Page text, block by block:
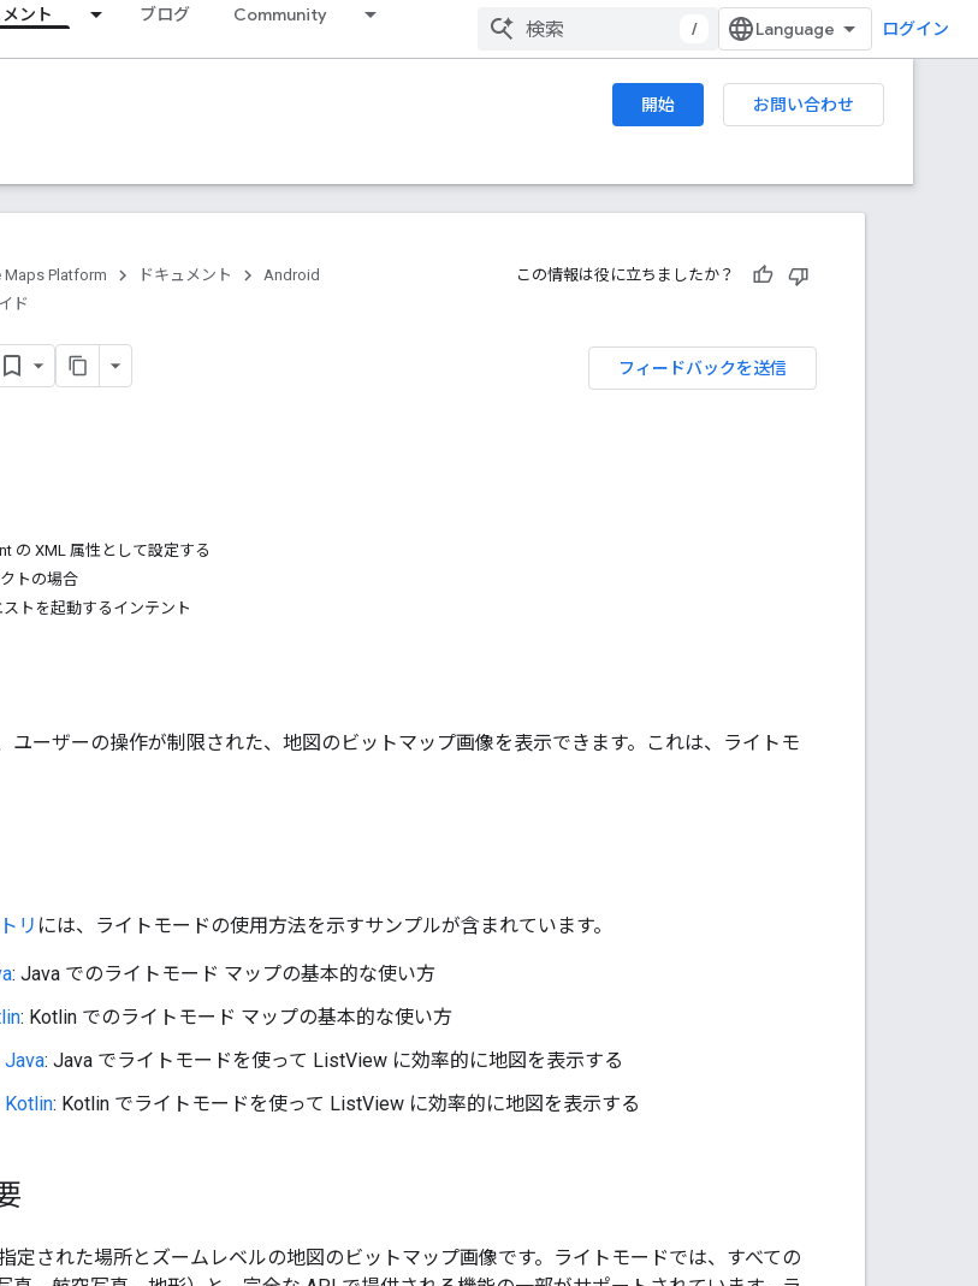
ント ブログ Community
/ ログイン
開始
お問い合わせ
Maps Platform ドキュメント
Android
ド
この情報は役に立ちましたか？
フィードバックを送信
の XML 属性として設定する
トの場合
トを起動するインテント
ユーザーの操作が制限された、地図のビットマップ画像を表示できます。これは、ライトモ
リ には、ライトモードの使用方法を示すサンプルが含まれています。
: Java でのライトモード マップの基本的な使い方
: Kotlin でのライトモード マップの基本的な使い方
Java: Java でライトモードを使って ListView に効率的に地図を表示する
Kotlin: Kotlin でライトモードを使って ListView に効率的に地図を表示する
定された場所とズームレベルの地図のビットマップ画像です。ライトモードでは、すべての